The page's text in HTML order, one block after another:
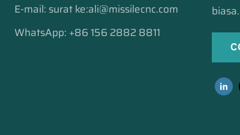
E-mail: surat ke:ali@missilecnc.com
WhatsApp: +86 156 2882 8811
biasa.